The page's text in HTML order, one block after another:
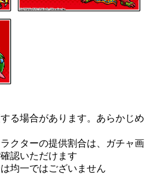
る場合があります。あらかじめ
クターの提供割合は、ガチャ画
認いただけます
均一ではございません